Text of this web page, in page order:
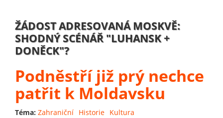
ŽÁDOST ADRESOVANÁ MOSKVĚ:
SHODNÝ SCÉNÁŘ "LUHANSK +
DONĚCK"?
Podněstří již prý nechce
patřit k Moldavsku
Téma: Zahraniční Historie Kultura